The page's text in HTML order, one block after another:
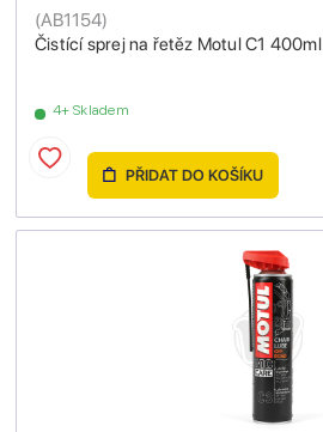
Čistící sprej na řetěz Motul C1 400ml
(AB1154)
4+ Skladem
PŘIDAT DO KOŠÍKU